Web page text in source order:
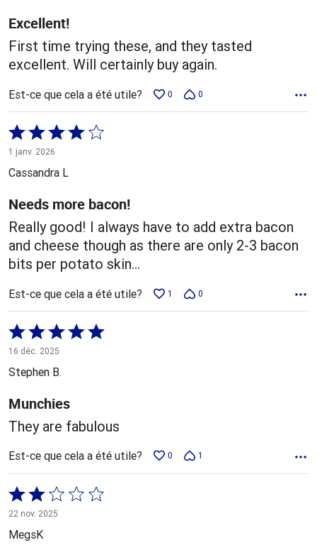
Excellent!
First time trying these, and they tasted
excellent. Will certainly buy again.
Est-ce que cela a été utile? 0 0
Coté
4 sur
5
1 janv. 2026
Cassandra L
Needs more bacon!
Really good! I always have to add extra bacon
and cheese though as there are only 2-3 bacon
bits per potato skin…
Est-ce que cela a été utile? 1 0
Coté
5 sur
5
16 déc. 2025
Stephen B.
Munchies
They are fabulous
Est-ce que cela a été utile? 0 1
Coté
2 sur
5
22 nov. 2025
MegsK